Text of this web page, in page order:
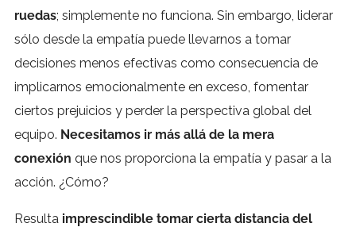
ruedas; simplemente no funciona. Sin embargo, liderar
sólo desde la empatía puede llevarnos a tomar
decisiones menos efectivas como consecuencia de
implicarnos emocionalmente en exceso, fomentar
ciertos prejuicios y perder la perspectiva global del
equipo. Necesitamos ir más allá de la mera
conexión que nos proporciona la empatía y pasar a la
acción. ¿Cómo?
Resulta imprescindible tomar cierta distancia del